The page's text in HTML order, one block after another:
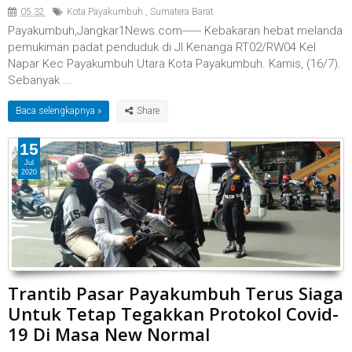
05.32 Kota Payakumbuh , Sumatera Barat
Payakumbuh,Jangkar1News.com------ Kebakaran hebat melanda
pemukiman padat penduduk di Jl.Kenanga RT02/RW04 Kel
Napar Kec Payakumbuh Utara Kota Payakumbuh. Kamis, (16/7).
Sebanyak ...
Baca selengkapnya »
Trantib Pasar Payakumbuh Terus Siaga
Untuk Tetap Tegakkan Protokol Covid-
19 Di Masa New Normal
15
Jul
2020